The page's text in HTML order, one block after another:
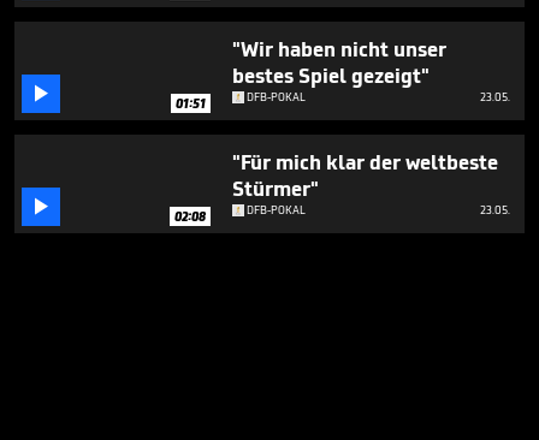
 01:51
"Wir haben nicht unser
bestes Spiel gezeigt"
DFB-POKAL 23.05.
 02:08
"Für mich klar der weltbeste
Stürmer"
DFB-POKAL 23.05.